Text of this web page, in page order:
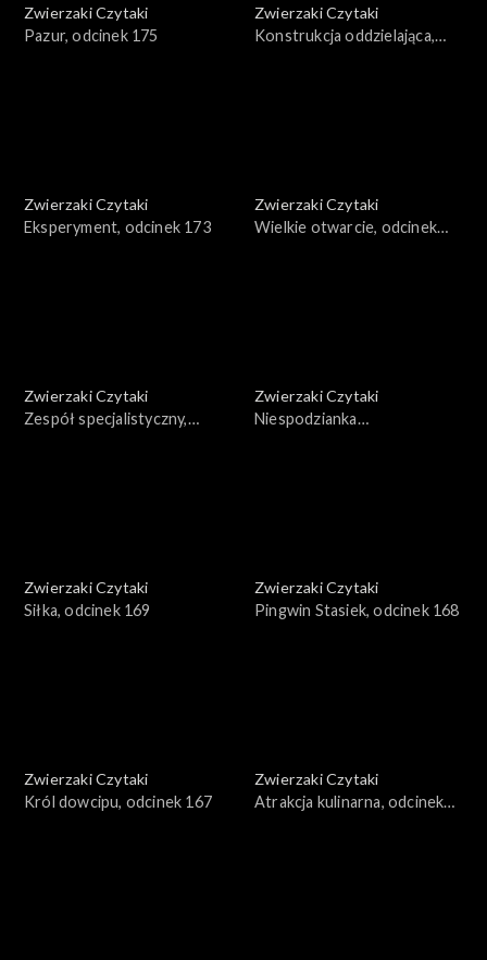
Zwierzaki Czytaki
Pazur, odcinek 175
Zwierzaki Czytaki
Konstrukcja oddzielająca,
Zwierzaki Czytaki
Eksperyment, odcinek 173
Zwierzaki Czytaki
Wielkie otwarcie, odcinek
Zwierzaki Czytaki
Zespół specjalistyczny,
Zwierzaki Czytaki
Niespodzianka
Zwierzaki Czytaki
Siłka, odcinek 169
Zwierzaki Czytaki
Pingwin Stasiek, odcinek 168
Zwierzaki Czytaki
Król dowcipu, odcinek 167
Zwierzaki Czytaki
Atrakcja kulinarna, odcinek